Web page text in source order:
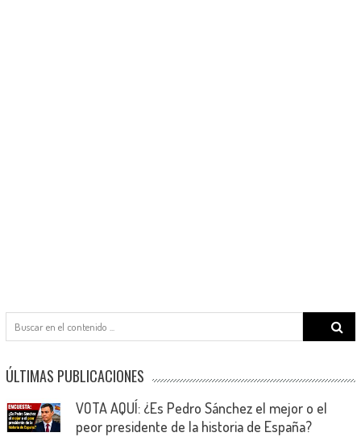
Search
ÚLTIMAS PUBLICACIONES
VOTA AQUÍ: ¿Es Pedro Sánchez el mejor o el
peor presidente de la historia de España?